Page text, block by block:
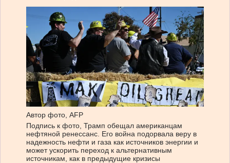
Автор фото, AFP
Подпись к фото, Трамп обещал американцам
нефтяной ренессанс. Его война подорвала веру в
надежность нефти и газа как источников энергии и
может ускорить переход к альтернативным
источникам, как в предыдущие кризисы